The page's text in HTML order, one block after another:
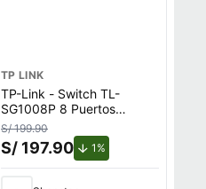
TP LINK
TP-Link - Switch TL-
SG1008P 8 Puertos
Gigabit 4 Puertos POE+
S/ 199.90
S/ 197.90 1%